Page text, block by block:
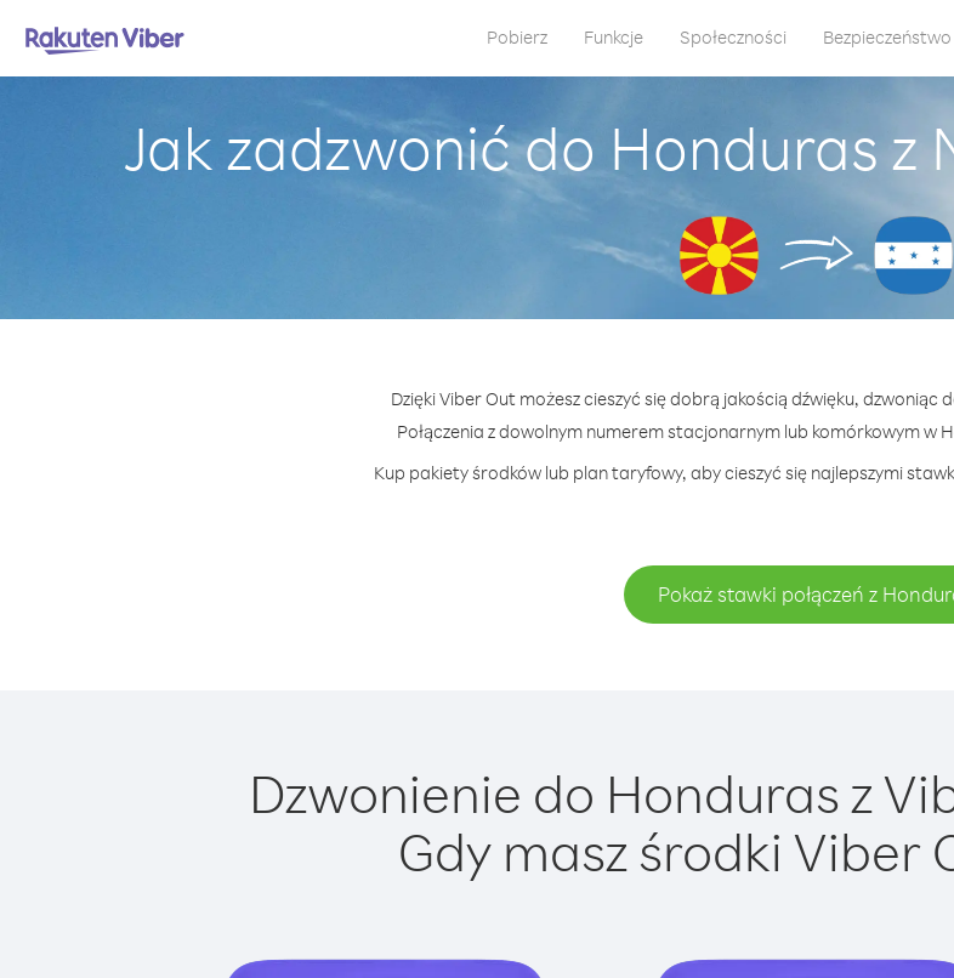
Pobierz Funkcje Społeczności Bezpieczeństwo
Jak zadzwonić do Honduras z
Dzięki Viber Out możesz cieszyć się dobrą jakością dźwięku, dzwoniąc
Połączenia z dowolnym numerem stacjonarnym lub komórkowym w
Kup pakiety środków lub plan taryfowy, aby cieszyć się najlepszymi
Pokaż stawki połączeń z
Dzwonienie do Honduras z
Gdy masz środki Viber